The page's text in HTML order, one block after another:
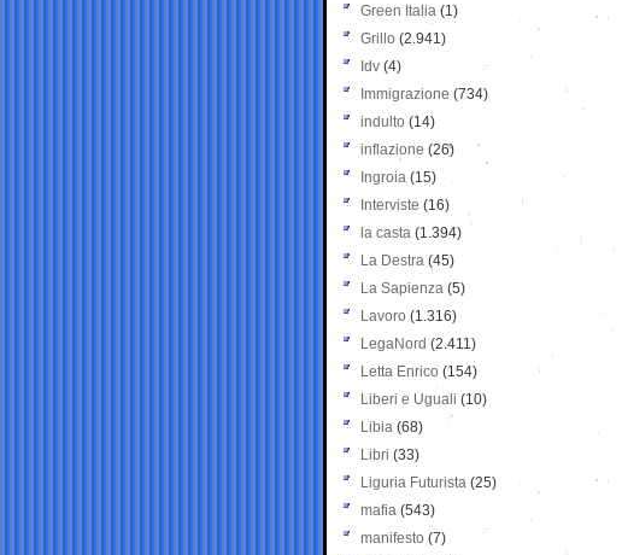
Green Italia (1)
Grillo (2.941)
Idv (4)
Immigrazione (734)
indulto (14)
inflazione (26)
Ingroia (15)
Interviste (16)
la casta (1.394)
La Destra (45)
La Sapienza (5)
Lavoro (1.316)
LegaNord (2.411)
Letta Enrico (154)
Liberi e Uguali (10)
Libia (68)
Libri (33)
Liguria Futurista (25)
mafia (543)
manifesto (7)